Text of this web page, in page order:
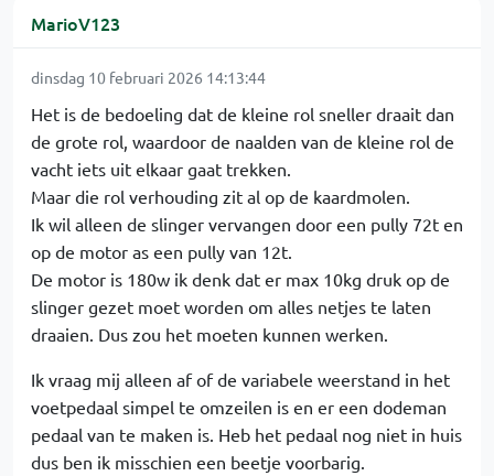
MarioV123
dinsdag 10 februari 2026 14:13:44
Het is de bedoeling dat de kleine rol sneller draait dan
de grote rol, waardoor de naalden van de kleine rol de
vacht iets uit elkaar gaat trekken.
Maar die rol verhouding zit al op de kaardmolen.
Ik wil alleen de slinger vervangen door een pully 72t en
op de motor as een pully van 12t.
De motor is 180w ik denk dat er max 10kg druk op de
slinger gezet moet worden om alles netjes te laten
draaien. Dus zou het moeten kunnen werken.
Ik vraag mij alleen af of de variabele weerstand in het
voetpedaal simpel te omzeilen is en er een dodeman
pedaal van te maken is. Heb het pedaal nog niet in huis
dus ben ik misschien een beetje voorbarig.